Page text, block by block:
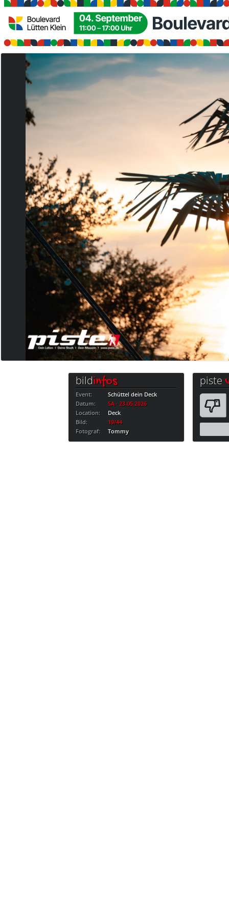
bildinfos
Event:
Schüttel dein Deck
Datum:
SA · 23.05.2026
Location:
Deck
Bild:
19/44
Fotograf:
Tommy
piste